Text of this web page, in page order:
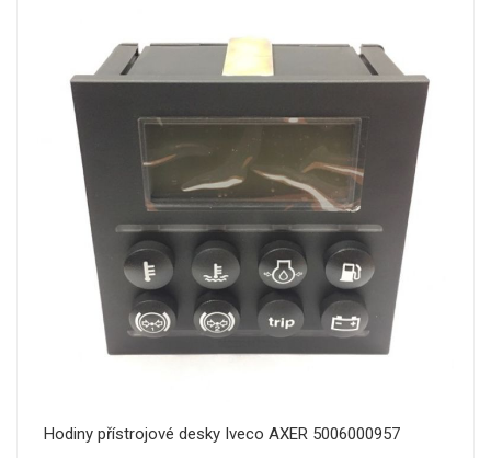
Hodiny přístrojové desky Iveco AXER 5006000957